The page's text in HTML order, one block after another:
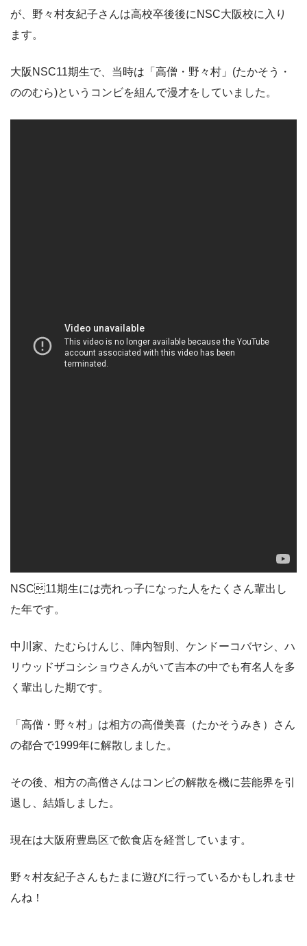
が、野々村友紀子さんは高校卒後後にNSC大阪校に入り
ます。
大阪NSC11期生で、当時は「高僧・野々村」(たかそう・
ののむら)というコンビを組んで漫才をしていました。
NSC11期生には売れっ子になった人をたくさん輩出し
た年です。
中川家、たむらけんじ、陣内智則、ケンドーコバヤシ、ハ
リウッドザコシショウさんがいて吉本の中でも有名人を多
く輩出した期です。
「高僧・野々村」は相方の高僧美喜（たかそうみき）さん
の都合で1999年に解散しました。
その後、相方の高僧さんはコンビの解散を機に芸能界を引
退し、結婚しました。
現在は大阪府豊島区で飲食店を経営しています。
野々村友紀子さんもたまに遊びに行っているかもしれませ
んね！